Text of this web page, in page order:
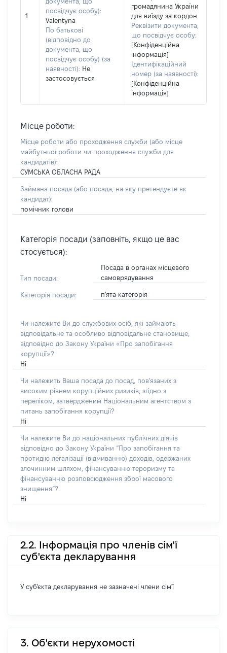
1
посвідчує особу):
Valentyna
По батькові
(відповідно до
документа, що
посвідчує особу) (за
наявності): Не
застосовується
громадянина України
для виїзду за кордон
Реквізити документа,
що посвідчує особу:
[Конфіденційна
інформація]
Ідентифікаційний
номер (за наявності):
[Конфіденційна
інформація]
Місце роботи:
Місце роботи або проходження служби (або місце
майбутньої роботи чи проходження служби для
кандидатів):
СУМСЬКА ОБЛАСНА РАДА
Займана посада (або посада, на яку претендуєте як
кандидат):
помічник голови
Категорія посади (заповніть, якщо це вас
стосується):
Тип посади:
Посада в органах місцевого
самоврядування
Категорія посади: п'ята категорія
Чи належите Ви до службових осіб, які займають
відповідальне та особливо відповідальне становище,
відповідно до Закону України «Про запобігання
корупції»?
Ні
Чи належить Ваша посада до посад, пов'язаних з
високим рівнем корупційних ризиків, згідно з
переліком, затвердженим Національним агентством з
питань запобігання корупції?
Ні
Чи належите Ви до національних публічних діячів
відповідно до Закону України “Про запобігання та
протидію легалізації (відмиванню) доходів, одержаних
злочинним шляхом, фінансуванню тероризму та
фінансуванню розповсюдження зброї масового
знищення”?
Ні
2.2. Інформація про членів сім'ї
суб'єкта декларування
У суб'єкта декларування не зазначені члени сім'ї
3. Об'єкти нерухомості